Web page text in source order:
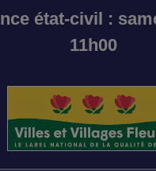
état-civil :
11h00